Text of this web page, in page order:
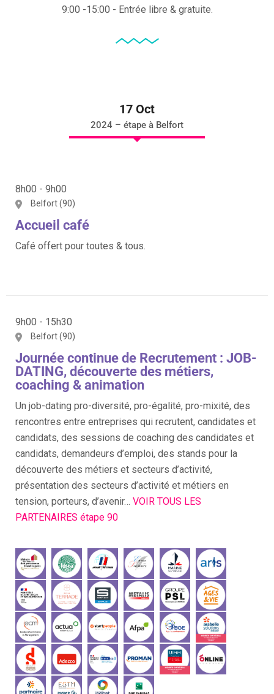
9:00 -15:00 - Entrée libre & gratuite.
17 Oct
2024 – étape à Belfort
8h00 - 9h00
Belfort (90)
Accueil café
Café offert pour toutes & tous.
9h00 - 15h30
Belfort (90)
Journée continue de Recrutement : JOB-
DATING, découverte des métiers,
coaching & animation
Un job-dating pro-diversité, pro-égalité, pro-mixité, des
rencontres entre entreprises qui recrutent, candidates et
candidats, des sessions de coaching des candidates et
candidats, demandeurs d’emploi, des stands pour la
découverte des métiers et secteurs d’activité,
présentation des secteurs d’activité et métiers en
tension, porteurs, d’avenir… VOIR TOUS LES
PARTENAIRES étape 90